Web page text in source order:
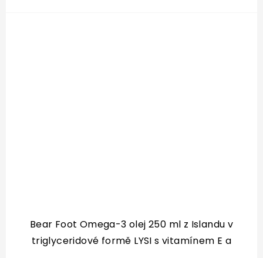
Bear Foot Omega-3 olej 250 ml z Islandu v
triglyceridové formě LYSI s vitamínem E a